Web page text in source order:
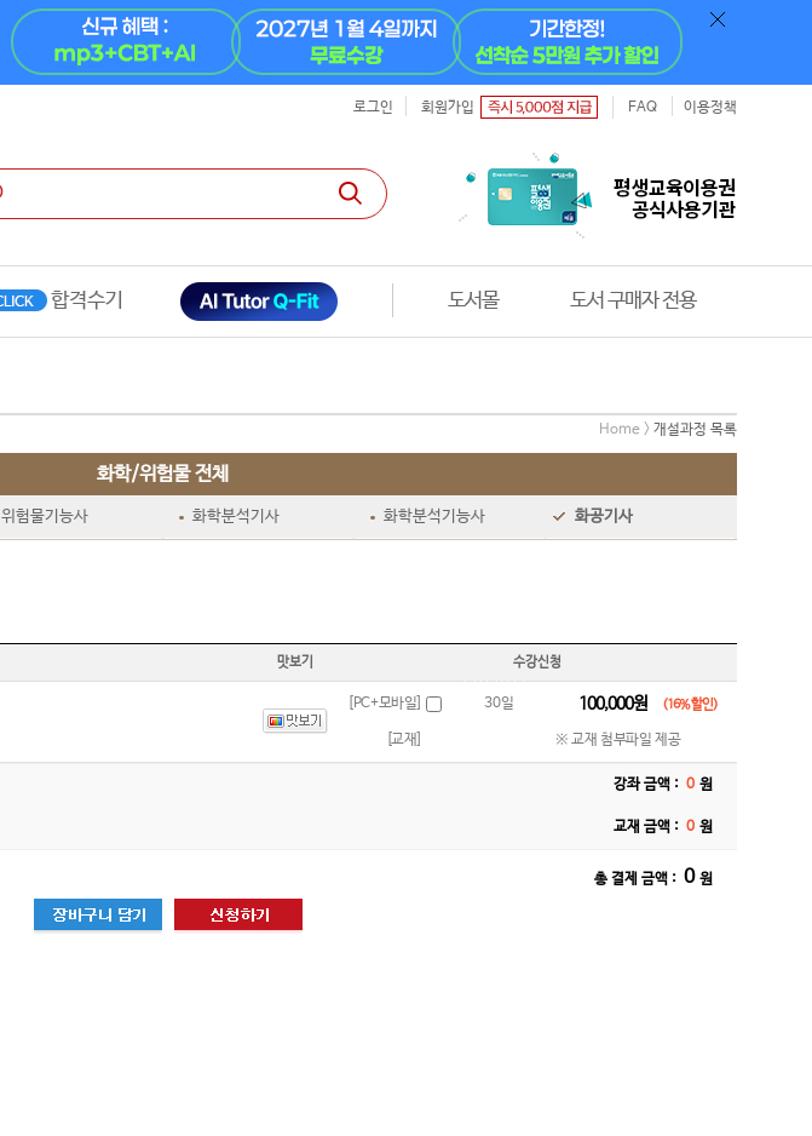
로그인 회원가입 FAQ 이용정책
도서몰 도서 구매자 전용
Home > 개설과정 목록
화학/위험물 전체
위험물기능사 화학분석기사 화학분석기능사 화공기사
맛보기 수강신청
[PC+모바일] 30일 100,000원 (16％ 할인)
[교재] ※ 교재 첨부파일 제공
강좌 금액 :0 원
교재 금액 :0 원
총 결제 금액 :0원